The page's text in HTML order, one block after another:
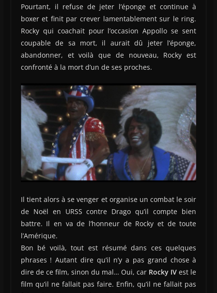
Pourtant, il refuse de jeter l’éponge et continue à
boxer et finit par crever lamentablement sur le ring.
Rocky qui coachait pour l’occasion Appollo se sent
coupable de sa mort, il aurait dû jeter l’éponge,
abandonner, et voilà que de nouveau, Rocky est
confronté à la mort d’un de ses proches.
Il tient alors à se venger et organise un combat le soir
de Noël en URSS contre Drago qu’il compte bien
battre. Il en va de l’honneur de Rocky et de toute
l’Amérique.
Bon bé voilà, tout est résumé dans ces quelques
phrases ! Autant dire qu’il n’y a pas grand chose à
dire de ce film, sinon du mal… Oui, car Rocky IV est le
film qu’il ne fallait pas faire. Enfin, qu’il ne fallait pas